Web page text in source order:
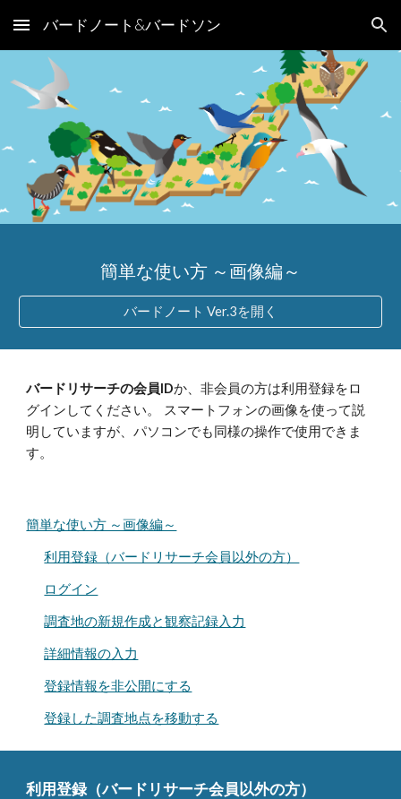
Skip to main content Skip to navigation
バードノート&バードソン
簡単な使い方 ～ 画像編～
バードノート Ver.3を開く
バードリサーチの会員IDか、非会員の方は利用登録をロ
グインしてください。
スマートフォンの画像を使って説
明していますが、パソコンでも同様の操作で使用できま
す。
簡単な使い方 ～画像編～
利用登録（バードリサーチ会員以外の方）
ログイン
調査地の新規作成と観察記録入力
詳細情報の入力
登録情報を非公開にする
登録した調査地点を移動する
利用登録（バードリサーチ会員以外の方）